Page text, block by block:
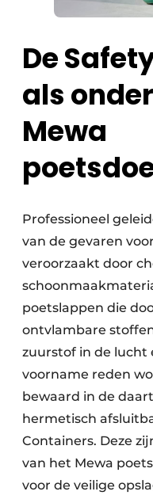
De
als
Mewa
Professioneel
van de gevaren
veroorzaakt door
poetslappen die
ontvlambare
zuurstof in de lucht
voorname reden
bewaard in de
hermetisch
Containers. Deze
van het Mewa
voor de veilige